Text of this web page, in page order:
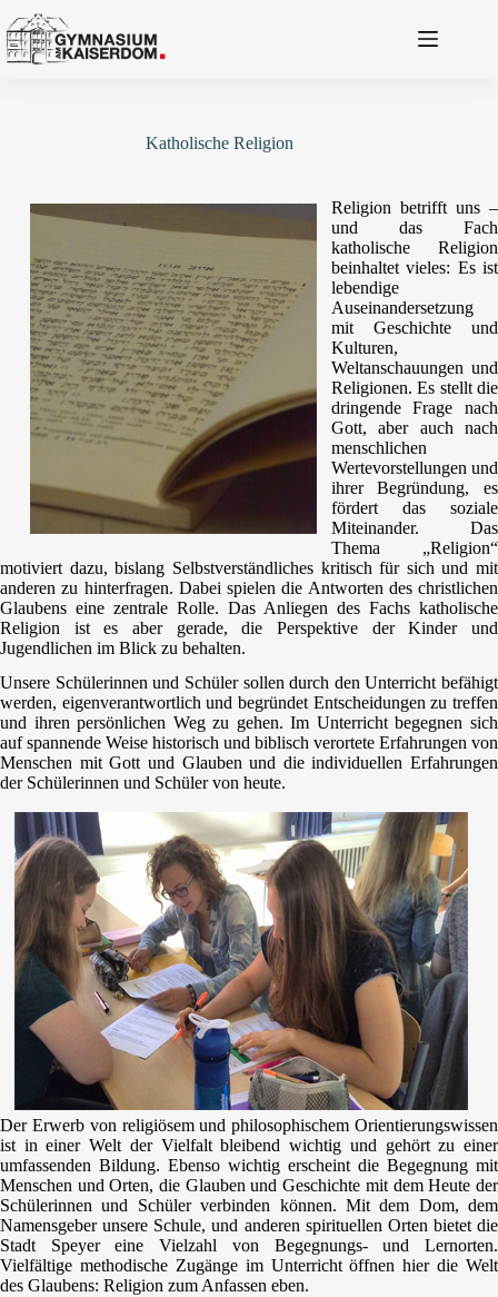
Inhalt
springen
Katholische Religion
Religion betrifft uns –
und das Fach
katholische Religion
beinhaltet vieles: Es ist
lebendige
Auseinandersetzung
mit Geschichte und
Kulturen,
Weltanschauungen und
Religionen. Es stellt die
dringende Frage nach
Gott, aber auch nach
menschlichen
Wertevorstellungen und
ihrer Begründung, es
fördert das soziale
Miteinander. Das
Thema „Religion“
motiviert dazu, bislang Selbstverständliches kritisch für sich und mit
anderen zu hinterfragen. Dabei spielen die Antworten des christlichen
Glaubens eine zentrale Rolle. Das Anliegen des Fachs katholische
Religion ist es aber gerade, die Perspektive der Kinder und
Jugendlichen im Blick zu behalten.
Unsere Schülerinnen und Schüler sollen durch den Unterricht befähigt
werden, eigenverantwortlich und begründet Entscheidungen zu treffen
und ihren persönlichen Weg zu gehen. Im Unterricht begegnen sich
auf spannende Weise historisch und biblisch verortete Erfahrungen von
Menschen mit Gott und Glauben und die individuellen Erfahrungen
der Schülerinnen und Schüler von heute.
Der Erwerb von religiösem und philosophischem Orientierungswissen
ist in einer Welt der Vielfalt bleibend wichtig und gehört zu einer
umfassenden Bildung. Ebenso wichtig erscheint die Begegnung mit
Menschen und Orten, die Glauben und Geschichte mit dem Heute der
Schülerinnen und Schüler verbinden können. Mit dem Dom, dem
Namensgeber unsere Schule, und anderen spirituellen Orten bietet die
Stadt Speyer eine Vielzahl von Begegnungs- und Lernorten.
Vielfältige methodische Zugänge im Unterricht öffnen hier die Welt
des Glaubens: Religion zum Anfassen eben.